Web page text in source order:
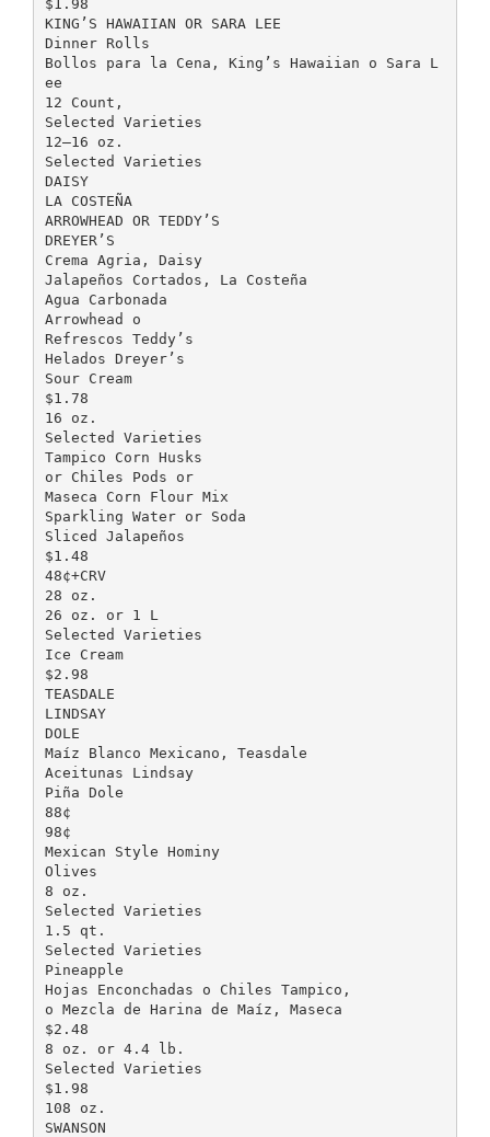
$1.98
KING’S HAWAIIAN OR SARA LEE
Dinner Rolls
Bollos para la Cena, King’s Hawaiian o Sara L
ee
12 Count,
Selected Varieties
12–16 oz.
Selected Varieties
DAISY
LA COSTEÑA
ARROWHEAD OR TEDDY’S
DREYER’S
Crema Agria, Daisy
Jalapeños Cortados, La Costeña
Agua Carbonada
Arrowhead o
Refrescos Teddy’s
Helados Dreyer’s
Sour Cream
$1.78
16 oz.
Selected Varieties
Tampico Corn Husks
or Chiles Pods or
Maseca Corn Flour Mix
Sparkling Water or Soda
Sliced Jalapeños
$1.48
48¢+CRV
28 oz.
26 oz. or 1 L
Selected Varieties
Ice Cream
$2.98
TEASDALE
LINDSAY
DOLE
Maíz Blanco Mexicano, Teasdale
Aceitunas Lindsay
Piña Dole
88¢
98¢
Mexican Style Hominy
Olives
8 oz.
Selected Varieties
1.5 qt.
Selected Varieties
Pineapple
Hojas Enconchadas o Chiles Tampico,
o Mezcla de Harina de Maíz, Maseca
$2.48
8 oz. or 4.4 lb.
Selected Varieties
$1.98
108 oz.
SWANSON